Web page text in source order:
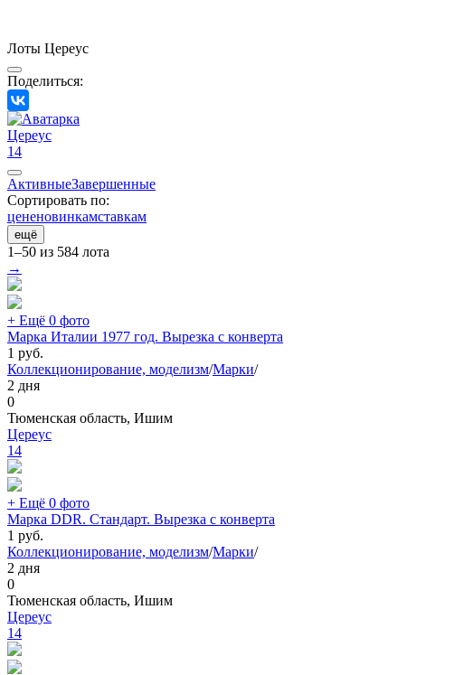
Лоты Цереус
Поделиться:
Цереус
14
АктивныеЗавершенные
Сортировать по:
цененовинкамставкам
ещё
1–50 из 584 лота
→
+ Ещё 0 фото
Марка Италии 1977 год. Вырезка с конверта
1 руб.
Коллекционирование, моделизм/Марки/
2 дня
0
Тюменская область, Ишим
Цереус
14
+ Ещё 0 фото
Марка DDR. Стандарт. Вырезка с конверта
1 руб.
Коллекционирование, моделизм/Марки/
2 дня
0
Тюменская область, Ишим
Цереус
14